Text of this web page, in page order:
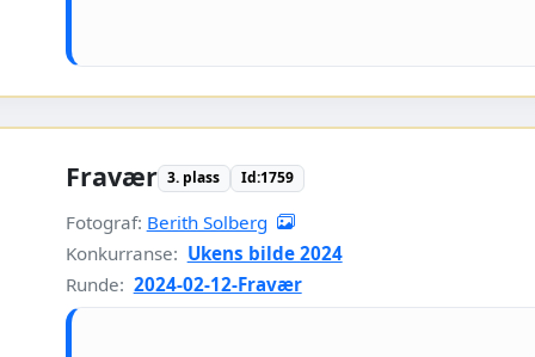
Fravær 3. plass Id:1759
Fotograf: Berith Solberg
Konkurranse: Ukens bilde 2024
Runde: 2024-02-12-Fravær